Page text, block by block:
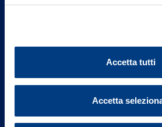
Accetta tutti
Accetta
Vittoria Assicurazioni S.p.A.
20149 Milano
FAQ